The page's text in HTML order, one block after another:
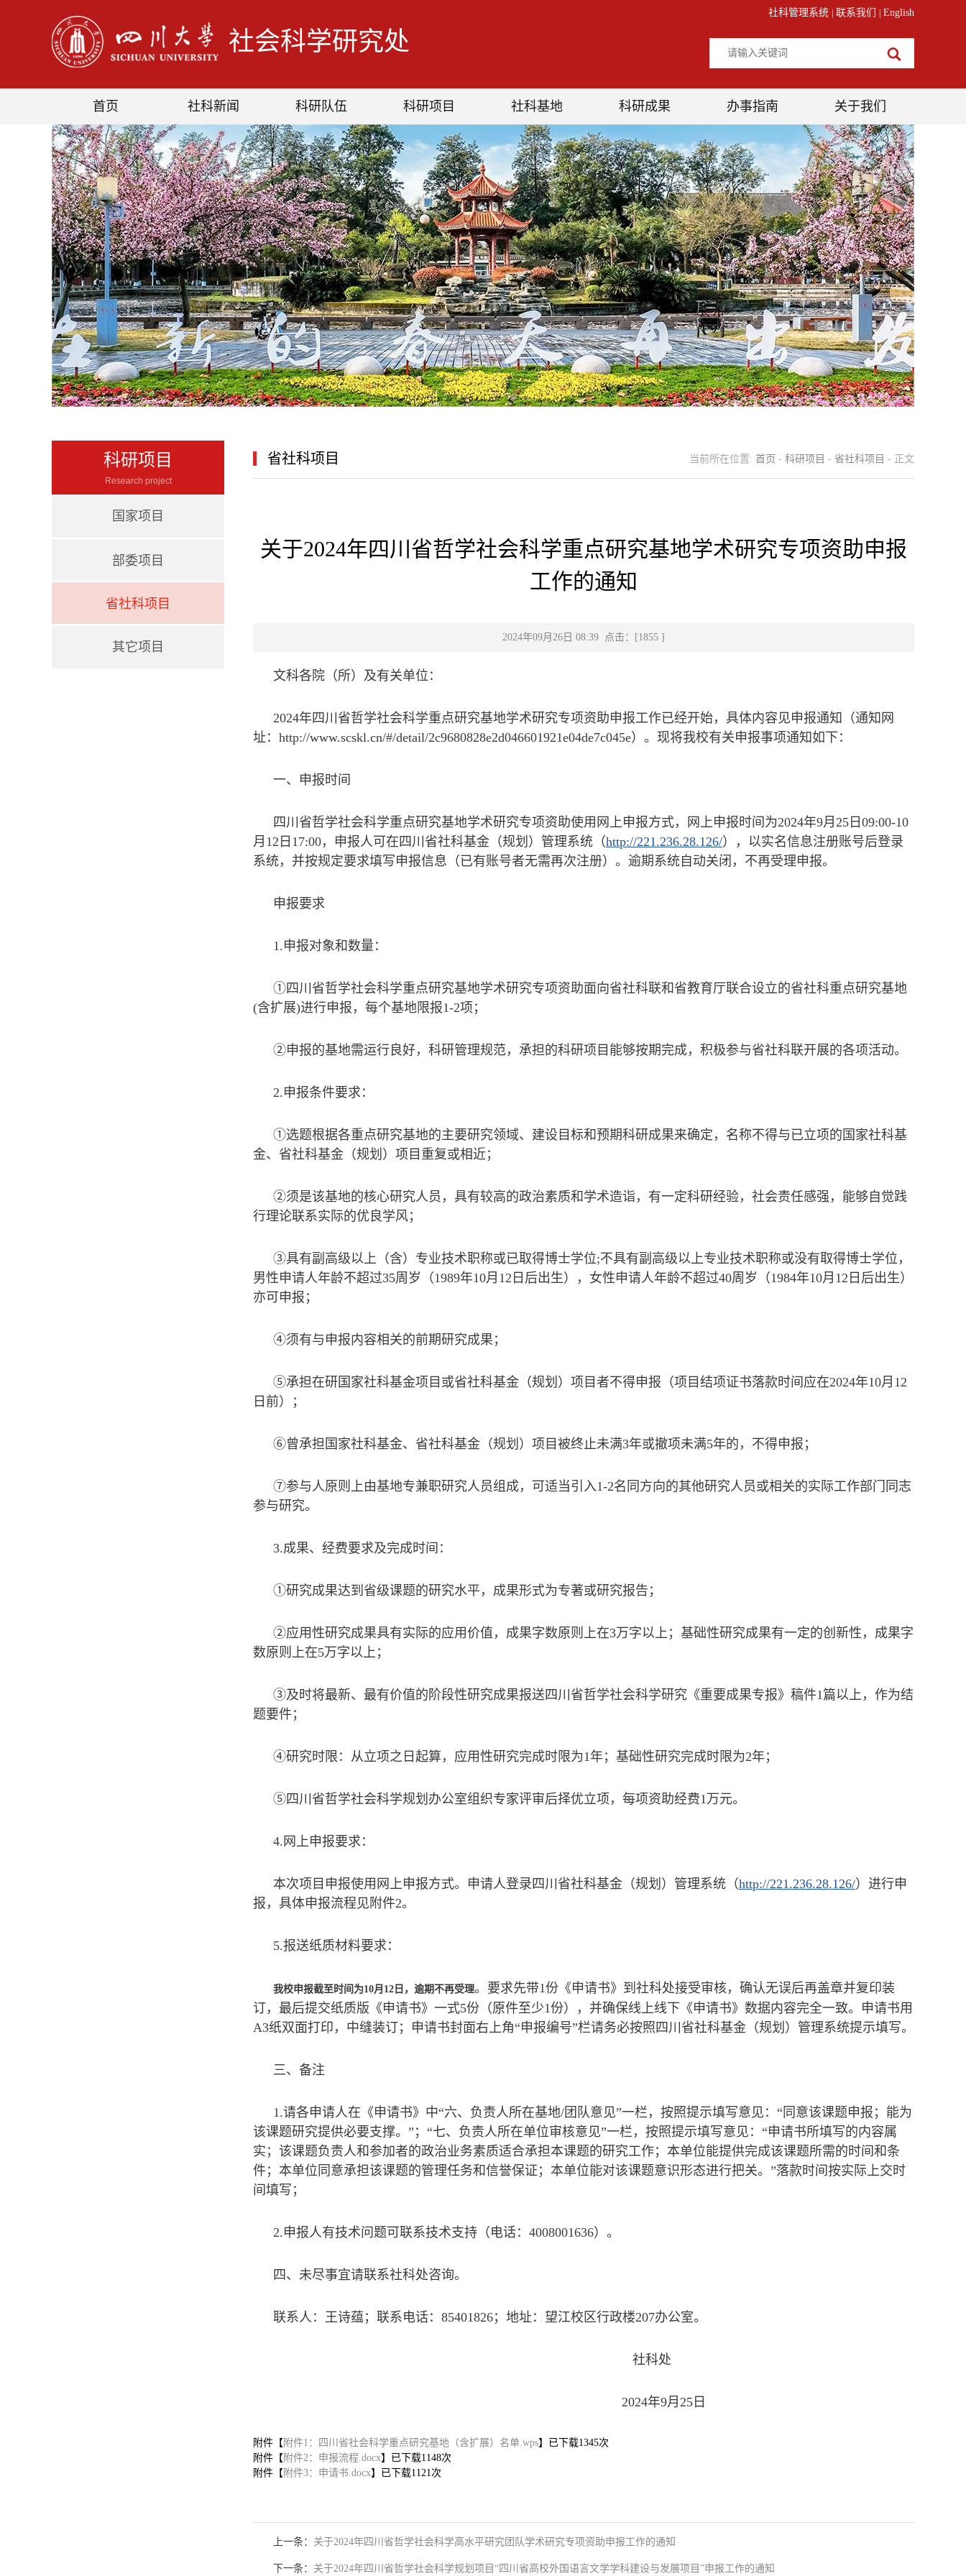
社会科学研究处
社科管理系统 联系我们 English
首页 社科新闻 科研队伍 科研项目 社科基地 科研成果 办事指南 关于我们
科研项目
Research project
国家项目
部委项目
省社科项目
其它项目
省社科项目 当前所在位置: 首页 - 科研项目 - 省社科项目 - 正文
关于2024年四川省哲学社会科学重点研究基地学术研究专项资助申报
工作的通知
2024年09月26日 08:39 点击：[1855 ]
文科各院（所）及有关单位：
2024年四川省哲学社会科学重点研究基地学术研究专项资助申报工作已经开始，具体内容见申报通知（通知网
址：http://www.scskl.cn/#/detail/2c9680828e2d046601921e04de7c045e）。现将我校有关申报事项通知如下：
一、申报时间
四川省哲学社会科学重点研究基地学术研究专项资助使用网上申报方式，网上申报时间为2024年9月25日09:00-10
月12日17:00，申报人可在四川省社科基金（规划）管理系统（http://221.236.28.126/），以实名信息注册账号后登录
系统，并按规定要求填写申报信息（已有账号者无需再次注册）。逾期系统自动关闭，不再受理申报。
申报要求
1.申报对象和数量：
①四川省哲学社会科学重点研究基地学术研究专项资助面向省社科联和省教育厅联合设立的省社科重点研究基地
(含扩展)进行申报，每个基地限报1-2项；
②申报的基地需运行良好，科研管理规范，承担的科研项目能够按期完成，积极参与省社科联开展的各项活动。
2.申报条件要求：
①选题根据各重点研究基地的主要研究领域、建设目标和预期科研成果来确定，名称不得与已立项的国家社科基
金、省社科基金（规划）项目重复或相近；
②须是该基地的核心研究人员，具有较高的政治素质和学术造诣，有一定科研经验，社会责任感强，能够自觉践
行理论联系实际的优良学风；
③具有副高级以上（含）专业技术职称或已取得博士学位;不具有副高级以上专业技术职称或没有取得博士学位，
男性申请人年龄不超过35周岁（1989年10月12日后出生），女性申请人年龄不超过40周岁（1984年10月12日后出生）
亦可申报；
④须有与申报内容相关的前期研究成果；
⑤承担在研国家社科基金项目或省社科基金（规划）项目者不得申报（项目结项证书落款时间应在2024年10月12
日前）；
⑥曾承担国家社科基金、省社科基金（规划）项目被终止未满3年或撤项未满5年的，不得申报；
⑦参与人原则上由基地专兼职研究人员组成，可适当引入1-2名同方向的其他研究人员或相关的实际工作部门同志
参与研究。
3.成果、经费要求及完成时间：
①研究成果达到省级课题的研究水平，成果形式为专著或研究报告；
②应用性研究成果具有实际的应用价值，成果字数原则上在3万字以上；基础性研究成果有一定的创新性，成果字
数原则上在5万字以上；
③及时将最新、最有价值的阶段性研究成果报送四川省哲学社会科学研究《重要成果专报》稿件1篇以上，作为结
题要件；
④研究时限：从立项之日起算，应用性研究完成时限为1年；基础性研究完成时限为2年；
⑤四川省哲学社会科学规划办公室组织专家评审后择优立项，每项资助经费1万元。
4.网上申报要求：
本次项目申报使用网上申报方式。申请人登录四川省社科基金（规划）管理系统（http://221.236.28.126/）进行申
报，具体申报流程见附件2。
5.报送纸质材料要求：
我校申报截至时间为10月 12 日，逾期不再受理。要求先带1份《申请书》到社科处接受审核，确认无误后再盖章并复印装
订，最后提交纸质版《申请书》一式5份（原件至少1份），并确保线上线下《申请书》数据内容完全一致。申请书用
A3纸双面打印，中缝装订；申请书封面右上角“申报编号”栏请务必按照四川省社科基金（规划）管理系统提示填写。
三、备注
1.请各申请人在《申请书》中“六、负责人所在基地/团队意见”一栏，按照提示填写意见：“同意该课题申报；能为
该课题研究提供必要支撑。”；“七、负责人所在单位审核意见”一栏，按照提示填写意见：“申请书所填写的内容属
实；该课题负责人和参加者的政治业务素质适合承担本课题的研究工作；本单位能提供完成该课题所需的时间和条
件；本单位同意承担该课题的管理任务和信誉保证；本单位能对该课题意识形态进行把关。”落款时间按实际上交时
间填写；
2.申报人有技术问题可联系技术支持（电话：4008001636）。
四、未尽事宜请联系社科处咨询。
联系人：王诗蕴；联系电话：85401826；地址：望江校区行政楼207办公室。
社科处
2024年9月25日
附件【 附件1：四川省社会科学重点研究基地（含扩展）名单.wps】已下载1345次
附件【 附件2：申报流程.docx】已下载1148次
附件【 附件3：申请书.docx】已下载1121次
上一条： 关于2024年四川省哲学社会科学高水平研究团队学术研究专项资助申报工作的通知
下一条： 关于2024年四川省哲学社会科学规划项目“四川省高校外国语言文学学科建设与发展项目”申报工作的通知